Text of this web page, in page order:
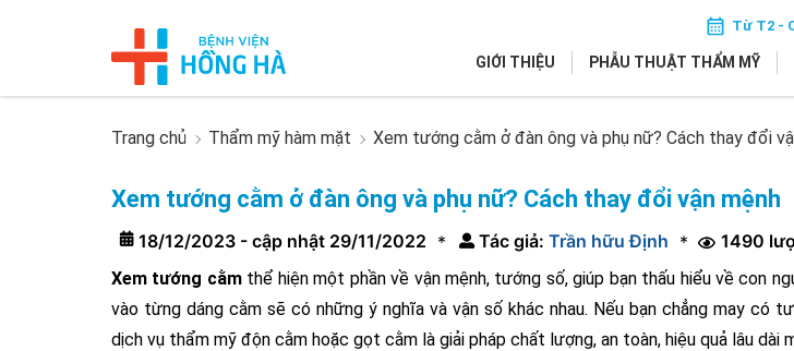
Từ T2 -
GIỚI THIỆU PHẪU THUẬT THẨM MỸ
Trang chủ Thẩm mỹ hàm mặt Xem tướng cằm ở đàn ông và phụ nữ? Cách thay đổi
Xem tướng cằm ở đàn ông và phụ nữ? Cách thay đổi vận mệnh
18/12/2023 - cập nhật 29/11/2022 * Tác giả: Trần hữu Định * 1490
Xem tướng cằmthể hiện một phần về vận mệnh, tướng số, giúp bạn thấu hiểu về con
vào từng dáng cằm sẽ có những ý nghĩa và vận số khác nhau. Nếu bạn chẳng may có
dịch vụ thẩm mỹ độn cằm hoặc gọt cằm là giải pháp chất lượng, an toàn, hiệu quả lâu dài